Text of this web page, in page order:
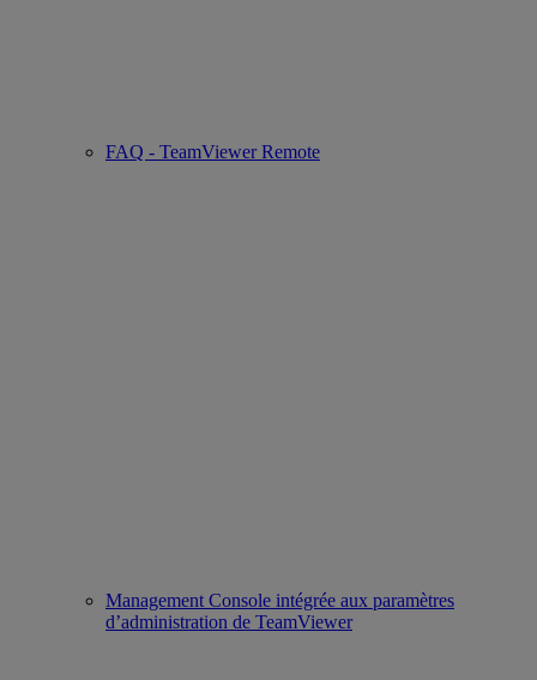
FAQ - TeamViewer Remote
Management Console intégrée aux paramètres
d’administration de TeamViewer